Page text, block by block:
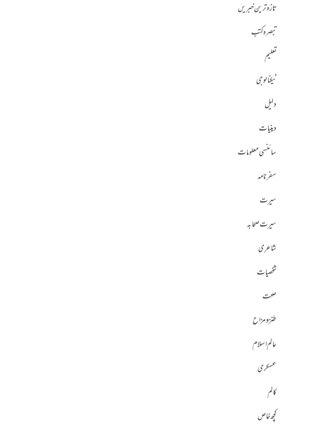
تازہ ترین خبریں
تبصرہ کتب
تعلیم
ٹیکنالوجی
دلیل
دینیات
سائنسی معلومات
سفرنامہ
سیرت
سیرت صحابہ
شاعری
شخصیات
صحت
طنز و مزاح
عالم اسلام
عسکری
کالم
کچھ خاص